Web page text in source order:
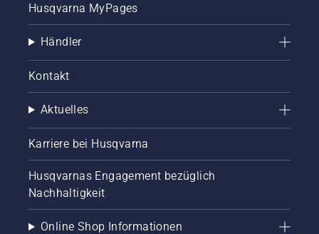
Husqvarna MyPages
Händler
Kontakt
Aktuelles
Karriere bei Husqvarna
Husqvarnas Engagement bezüglich
Nachhaltigkeit
Online Shop Informationen